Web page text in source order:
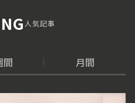
人気記事
間 月間